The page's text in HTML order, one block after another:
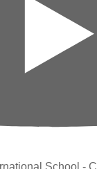
School -